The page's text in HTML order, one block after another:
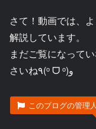
さて！動画では、
解説しています。
まだご覧になって
さいね٩(ᵒ ᗜ ᵒ)و
このブログの管理